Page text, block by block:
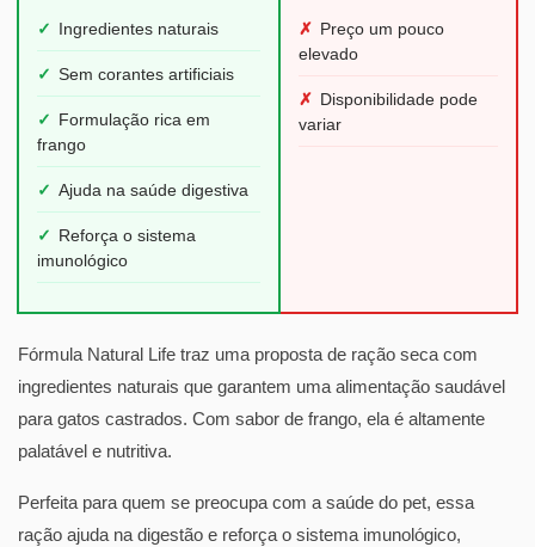
✓ Ingredientes naturais
✓ Sem corantes artificiais
✓
Formulação rica em
frango
✓ Ajuda na saúde digestiva
✓
Reforça o sistema
imunológico
✗ Preço um pouco
elevado
✗ Disponibilidade pode
variar
Fórmula Natural Life traz uma proposta de ração seca com
ingredientes naturais que garantem uma alimentação saudável
para gatos castrados. Com sabor de frango, ela é altamente
palatável e nutritiva.
Perfeita para quem se preocupa com a saúde do pet, essa
ração ajuda na digestão e reforça o sistema imunológico,